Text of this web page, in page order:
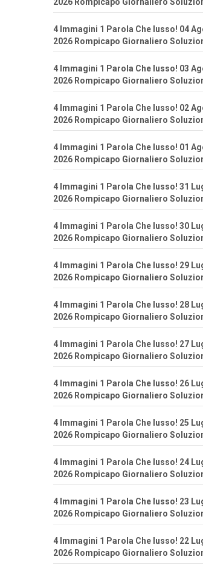
4 Immagini 1 Parola Che lusso! 04
2026 Rompicapo Giornaliero
4 Immagini 1 Parola Che lusso! 03
2026 Rompicapo Giornaliero
4 Immagini 1 Parola Che lusso! 02
2026 Rompicapo Giornaliero
4 Immagini 1 Parola Che lusso! 01
2026 Rompicapo Giornaliero
4 Immagini 1 Parola Che lusso! 31
2026 Rompicapo Giornaliero
4 Immagini 1 Parola Che lusso! 30
2026 Rompicapo Giornaliero
4 Immagini 1 Parola Che lusso! 29
2026 Rompicapo Giornaliero
4 Immagini 1 Parola Che lusso! 28
2026 Rompicapo Giornaliero
4 Immagini 1 Parola Che lusso! 27
2026 Rompicapo Giornaliero
4 Immagini 1 Parola Che lusso! 26
2026 Rompicapo Giornaliero
4 Immagini 1 Parola Che lusso! 25
2026 Rompicapo Giornaliero
4 Immagini 1 Parola Che lusso! 24
2026 Rompicapo Giornaliero
4 Immagini 1 Parola Che lusso! 23
2026 Rompicapo Giornaliero
4 Immagini 1 Parola Che lusso! 22
2026 Rompicapo Giornaliero